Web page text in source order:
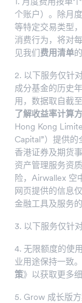
个账户）。除月
等特定交易类型
消费行为，将对
见我们费用清单的
2. 以下服务仅针
成分基金的历史
用，数据取自截
了解收益率计算
Hong Kong
Capital”）提供
香港证券及期货
资产管理服务资
险，Airwallex 空
网页提供的信息
金融工具及服务
3. 以下服务仅针
4. 无限额度的使
业用途保持一致
策》以获取更多细
5. Grow 成长版